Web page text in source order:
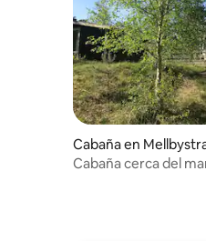
Cabaña en
Cabaña cerca del